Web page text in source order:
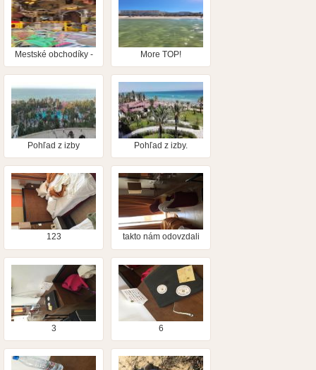
Mestské obchodíky -
More TOP!
Pohľad z izby
známych.
Pohľad z izby.
123
takto nám odovzdali
3 6